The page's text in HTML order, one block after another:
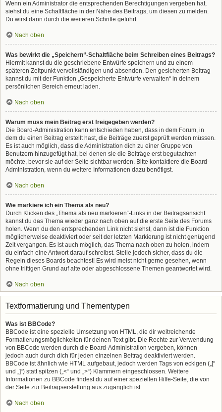
Wenn ein Administrator die entsprechenden Berechtigungen vergeben hat,
siehst du eine Schaltfläche in der Nähe des Beitrags, um diesen zu melden.
Du wirst dann durch die weiteren Schritte geführt.
Nach oben
Was bewirkt die „Speichern“-Schaltfläche beim Schreiben eines Beitrags?
Hiermit kannst du die geschriebene Entwürfe speichern und zu einem
späteren Zeitpunkt vervollständigen und absenden. Den gesicherten Beitrag
kannst du mit der Funktion „Gespeicherte Entwürfe verwalten“ in deinem
persönlichen Bereich erneut laden.
Nach oben
Warum muss mein Beitrag erst freigegeben werden?
Die Board-Administration kann entschieden haben, dass in dem Forum, in
dem du einen Beitrag erstellt hast, die Beiträge zuerst geprüft werden müssen.
Es ist auch möglich, dass die Administration dich zu einer Gruppe von
Benutzern hinzugefügt hat, bei denen sie die Beiträge erst begutachten
möchte, bevor sie auf der Seite sichtbar werden. Bitte kontaktiere die Board-
Administration, wenn du weitere Informationen dazu benötigst.
Nach oben
Wie markiere ich ein Thema als neu?
Durch Klicken des „Thema als neu markieren“-Links in der Beitragsansicht
kannst du das Thema wieder ganz nach oben auf die erste Seite des Forums
holen. Wenn du den entsprechenden Link nicht siehst, dann ist die Funktion
möglicherweise deaktiviert oder seit der letzten Markierung ist nicht genügend
Zeit vergangen. Es ist auch möglich, das Thema nach oben zu holen, indem
du einfach eine Antwort darauf schreibst. Stelle jedoch sicher, dass du die
Regeln dieses Boards beachtest! Es wird meist nicht gerne gesehen, wenn
ohne triftigen Grund auf alte oder abgeschlossene Themen geantwortet wird.
Nach oben
Textformatierung und Thementypen
Was ist BBCode?
BBCode ist eine spezielle Umsetzung von HTML, die dir weitreichende
Formatierungsmöglichkeiten für deinen Text gibt. Die Rechte zur Verwendung
von BBCode werden durch die Board-Administration vergeben, können
jedoch auch durch dich für jeden einzelnen Beitrag deaktiviert werden.
BBCode ist ähnlich wie HTML aufgebaut, jedoch werden Tags von eckigen („[“
und „]“) statt spitzen („<“ und „>“) Klammern eingeschlossen. Weitere
Informationen zu BBCode findest du auf einer speziellen Hilfe-Seite, die von
der Seite zur Beitragserstellung aus zugänglich ist.
Nach oben